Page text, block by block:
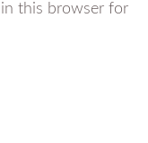
in this browser for